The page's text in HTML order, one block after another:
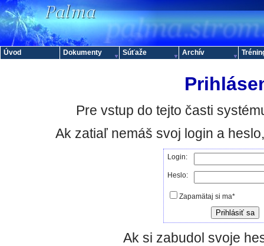
Pre vstup do tejto časti
Ak zatiaľ nemáš svoj login a
Login:
Heslo:
Zapamätaj si ma*
Ak si zabudol svoje
Úvod Dokumenty Súťaže Archív